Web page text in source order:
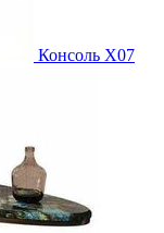
Консоль X07